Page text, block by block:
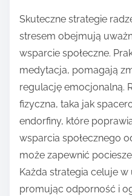
Skuteczne strategie
stresem obejmują
wsparcie społeczne.
medytacja, pomagają
regulację emocjonalną.
fizyczna, taka jak
endorfiny, które
wsparcia społecznego
może zapewnić
Każda strategia celuje w
promując odporność i